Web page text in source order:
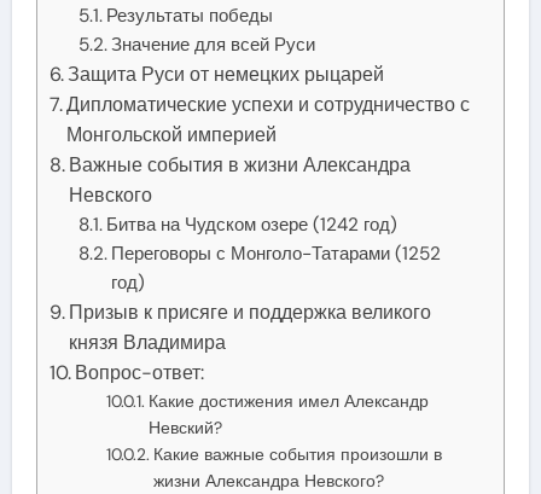
Результаты победы
Значение для всей Руси
Защита Руси от немецких рыцарей
Дипломатические успехи и сотрудничество с
Монгольской империей
Важные события в жизни Александра
Невского
Битва на Чудском озере (1242 год)
Переговоры с Монголо-Татарами (1252
год)
Призыв к присяге и поддержка великого
князя Владимира
Вопрос-ответ:
Какие достижения имел Александр
Невский?
Какие важные события произошли в
жизни Александра Невского?